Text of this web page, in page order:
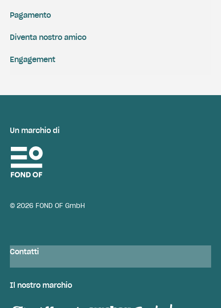
Pagamento
Engagement
Diventa nostro amico
Un marchio di
© 2026 FOND OF GmbH
Contatti
Il nostro marchio